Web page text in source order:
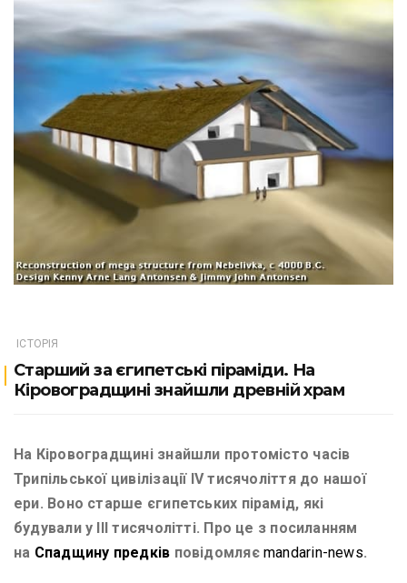
ІСТОРІЯ
Старший за єгипетські піраміди. На
Кіровоградщині знайшли древній храм
На Кіровоградщині знайшли протомісто часів
Трипільської цивілізації IV тисячоліття до нашої
ери. Воно старше єгипетських пірамід, які
будували у ІІІ тисячолітті. Про це з посиланням
на Спадщину предків повідомляє mandarin-news.